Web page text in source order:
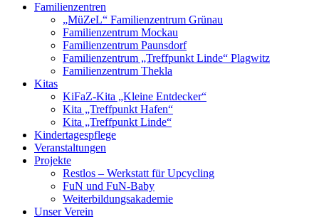
Familienzentren
„MüZeL“ Familienzentrum Grünau
Familienzentrum Mockau
Familienzentrum Paunsdorf
Familienzentrum „Treffpunkt Linde“ Plagwitz
Familienzentrum Thekla
Kitas
KiFaZ-Kita „Kleine Entdecker“
Kita „Treffpunkt Hafen“
Kita „Treffpunkt Linde“
Kindertagespflege
Veranstaltungen
Projekte
Restlos – Werkstatt für Upcycling
FuN und FuN-Baby
Weiterbildungsakademie
Unser Verein